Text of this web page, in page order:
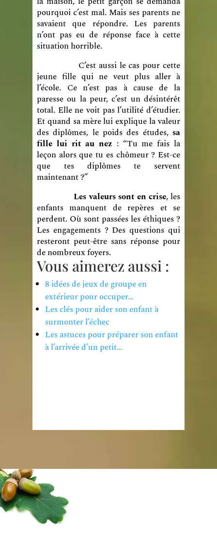
pourquoi c’est mal. Mais ses parents ne
savaient que répondre. Les parents
n’ont pas eu de réponse face à cette
situation horrible.
C’est aussi le cas pour cette
jeune fille qui ne veut plus aller à
l’école. Ce n’est pas à cause de la
paresse ou la peur, c’est un désintérêt
total. Elle ne voit pas l’utilité d’étudier.
Et quand sa mère lui explique la valeur
des diplômes, le poids des études, sa
fille lui rit au nez : “Tu me fais la
leçon alors que tu es chômeur ? Est-ce
que tes diplômes te servent
maintenant ?”
Les valeurs sont en crise, les
enfants manquent de repères et se
perdent. Où sont passées les éthiques ?
Les engagements ? Des questions qui
resteront peut-être sans réponse pour
de nombreux foyers.
Vous aimerez aussi :
8 idées de jeux de groupe en
extérieur pour occuper…
Les clés pour aider son enfant à
surmonter l’échec
Les astuces pour préparer son enfant
à l’arrivée d’un petit…